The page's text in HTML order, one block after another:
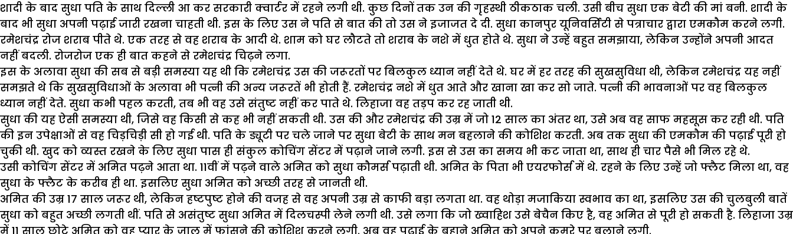
शादी के बाद सुधा पति के साथ दिल्ली आ कर सरकारी क्वार्टर में रहने लगी थी. कुछ दिनों तक उन की गृहस्थी ठीकठाक चली. उसी बीच सुधा एक बेटी की मां बनी. शादी के
बाद भी सुधा अपनी पढ़ाई जारी रखना चाहती थी. इस के लिए उस ने पति से बात की तो उस ने इजाजत दे दी. सुधा कानपुर यूनिवर्सिटी से पत्राचार द्वारा एमकौम करने लगी.
रमेशचंद्र रोज शराब पीते थे. एक तरह से वह शराब के आदी थे. शाम को घर लौटते तो शराब के नशे में धुत होते थे. सुधा ने उन्हें बहुत समझाया, लेकिन उन्होंने अपनी आदत
नहीं बदली. रोजरोज एक ही बात कहने से रमेशचंद्र चिढ़ने लगा.
इस के अलावा सुधा की सब से बड़ी समस्या यह थी कि रमेशचंद्र उस की जरूरतों पर बिलकुल ध्यान नहीं देते थे. घर में हर तरह की सुखसुविधा थी, लेकिन रमेशचंद्र यह नहीं
समझते थे कि सुखसुविधाओं के अलावा भी पत्नी की अन्य जरूरतें भी होती हैं. रमेशचंद्र नशे में धुत आते और खाना खा कर सो जाते. पत्नी की भावनाओं पर वह बिलकुल
ध्यान नहीं देते. सुधा कभी पहल करती, तब भी वह उसे संतुष्ट नहीं कर पाते थे. लिहाजा वह तड़प कर रह जाती थी.
सुधा की यह ऐसी समस्या थी, जिसे वह किसी से कह भी नहीं सकती थी. उस की और रमेशचंद्र की उम्र में जो 12 साल का अंतर था, उसे अब वह साफ महसूस कर रही थी. पति
की इन उपेक्षाओं से वह चिड़चिड़ी सी हो गई थी. पति के ड्यूटी पर चले जाने पर सुधा बेटी के साथ मन बहलाने की कोशिश करती. अब तक सुधा की एमकौम की पढ़ाई पूरी हो
चुकी थी. खुद को व्यस्त रखने के लिए सुधा पास ही संकुल कोचिंग सेंटर में पढ़ाने जाने लगी. इस से उस का समय भी कट जाता था, साथ ही चार पैसे भी मिल रहे थे.
उसी कोचिंग सेंटर में अमित पढ़ने आता था. 11वीं में पढ़ने वाले अमित को सुधा कौमर्स पढ़ाती थी. अमित के पिता भी एयरफोर्स में थे. रहने के लिए उन्हें जो फ्लैट मिला था, वह
सुधा के फ्लैट के करीब ही था. इसलिए सुधा अमित को अच्छी तरह से जानती थी.
अमित की उम्र 17 साल जरूर थी, लेकिन हष्टपुष्ट होने की वजह से वह अपनी उम्र से काफी बड़ा लगता था. वह थोड़ा मजाकिया स्वभाव का था, इसलिए उस की चुलबुली बातें
सुधा को बहुत अच्छी लगती थीं. पति से असंतुष्ट सुधा अमित में दिलचस्पी लेने लगी थी. उसे लगा कि जो ख्वाहिश उसे बेचैन किए है, वह अमित से पूरी हो सकती है. लिहाजा उम्र
में 11 साल छोटे अमित को वह प्यार के जाल में फांसने की कोशिश करने लगी. अब वह पढ़ाई के बहाने अमित को अपने कमरे पर बुलाने लगी.